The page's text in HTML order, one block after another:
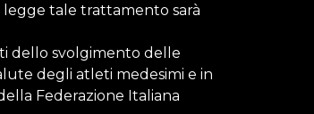
legge tale trattamento sarà
dello svolgimento delle
degli atleti medesimi e in
Federazione Italiana